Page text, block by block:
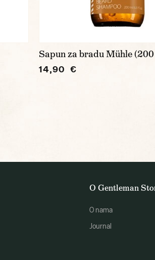
Sapun za bradu Mühle
14,90 €
O Gentleman
O nama
Journal